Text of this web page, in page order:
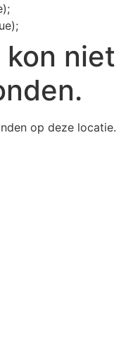
kon niet
op deze locatie.